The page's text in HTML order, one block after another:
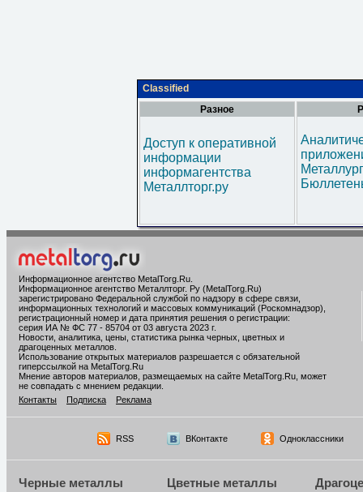
Classified
Разное
Доступ к оперативной
информации
информагентства
Металлторг.ру
Информационное агентство MetalTorg.Ru
Информационное агентство Металлторг. Ру (MetalTorg.Ru)
зарегистрировано Федеральной службой по надзору в сфере связи,
информационных технологий и массовых коммуникаций (Роскомнадзор),
регистрационный номер и дата принятия решения о регистрации:
серия ИА № ФС 77 - 85704 от 03 августа 2023 г.
Новости, аналитика, цены, статистика рынка черных, цветных и
драгоценных металлов.
Использование открытых материалов разрешается с обязательной
гиперссылкой на MetalTorg.Ru
Мнение авторов материалов, размещаемых на сайте MetalTorg.Ru, может
не совпадать с мнением редакции.
Контакты
Подписка Реклама
RSS ВКонтакте Одноклассники
Черные металлы Цветные металлы